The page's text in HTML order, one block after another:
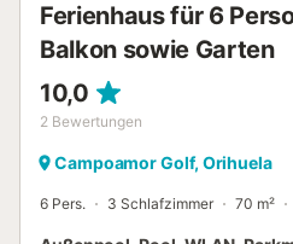
Ferienhaus für 6
Balkon sowie Garten
10,0
2 Bewertungen
Campoamor Golf, Orihuela
6 Pers. 3 Schlafzimmer 70 m²